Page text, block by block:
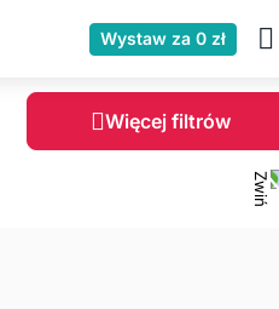
Wystaw za 0 zł
Więcej filtrów